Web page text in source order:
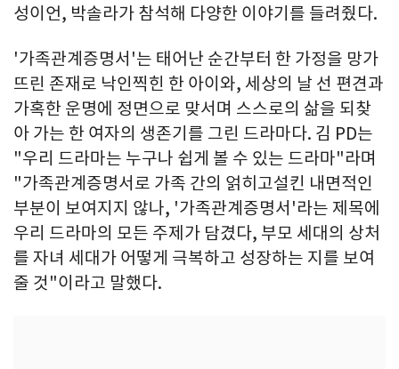
성이언, 박솔라가 참석해 다양한 이야기를 들려줬다.
'가족관계증명서'는 태어난 순간부터 한 가정을 망가
뜨린 존재로 낙인찍힌 한 아이와, 세상의 날 선 편견과
가혹한 운명에 정면으로 맞서며 스스로의 삶을 되찾
아 가는 한 여자의 생존기를 그린 드라마다. 김 PD는
"우리 드라마는 누구나 쉽게 볼 수 있는 드라마"라며
"가족관계증명서로 가족 간의 얽히고설킨 내면적인
부분이 보여지지 않나, '가족관계증명서'라는 제목에
우리 드라마의 모든 주제가 담겼다, 부모 세대의 상처
를 자녀 세대가 어떻게 극복하고 성장하는 지를 보여
줄 것"이라고 말했다.